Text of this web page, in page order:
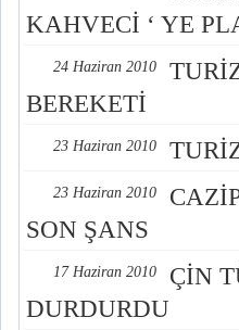
KAHVECİ ‘ YE
24 Haziran 2010
BEREKETİ
23 Haziran 2010
23 Haziran 2010
SON ŞANS
17 Haziran 2010
ÇİN
DURDURDU